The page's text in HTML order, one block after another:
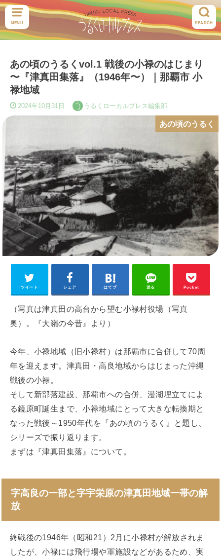
MENU SEARCH
あの頃のうるくvol.1 戦後の小禄のはじまり
〜『津真田集落』（1946年〜）｜那覇市 小
禄地域
2024年10月31日 うるくローカルプレス編集部
あの頃のうるく
ツイート シェア はてブ 送る Pocket
（写真は津真田の高台から望む小禄村役場（写真
奥）。『大嶺の今昔』より）
今年、小禄地域（旧小禄村）は那覇市に合併して70周
年を迎えます。津真田・高良地域からはじまった沖縄
戦後の小禄。
そして新部落建設、那覇市への合併、漫湖埋立てによ
る鏡原町誕生まで、小禄地域にとって大きな転換期と
なった戦後～1950年代を『あの頃のうるく』と題し、
シリーズで振り返ります。
まずは『津真田集落』について。
字高良の一部と字宇栄原の津真田地域一帯の解
放
終戦後の1946年（昭和21）2月に小禄村が解放されま
したが、小禄には飛行場や軍施設などがあるため、実